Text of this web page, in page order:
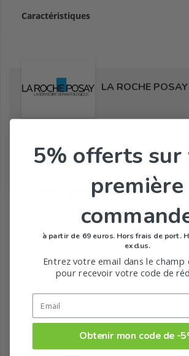
Caractéristiques
LA ROCHE POSAY
Tous les produits de la marque
Toute la gamme de Lipikar de LA
5% offerts sur
première
à partir de 69 euros. Hors frais de port.
exclus.
Entrez votre email dans le champ
pour recevoir votre code de
Obtenir mon code de -